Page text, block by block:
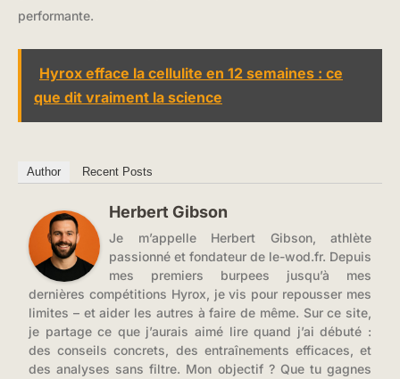
performante.
Hyrox efface la cellulite en 12 semaines : ce
que dit vraiment la science
Author Recent Posts
Herbert Gibson
Je m’appelle Herbert Gibson, athlète
passionné et fondateur de le-wod.fr. Depuis
mes premiers burpees jusqu’à mes
dernières compétitions Hyrox, je vis pour repousser mes
limites – et aider les autres à faire de même. Sur ce site,
je partage ce que j’aurais aimé lire quand j’ai débuté :
des conseils concrets, des entraînements efficaces, et
des analyses sans filtre. Mon objectif ? Que tu gagnes